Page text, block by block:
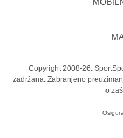
Copyright 2008-26.
zadržana. Zabranjeno
o